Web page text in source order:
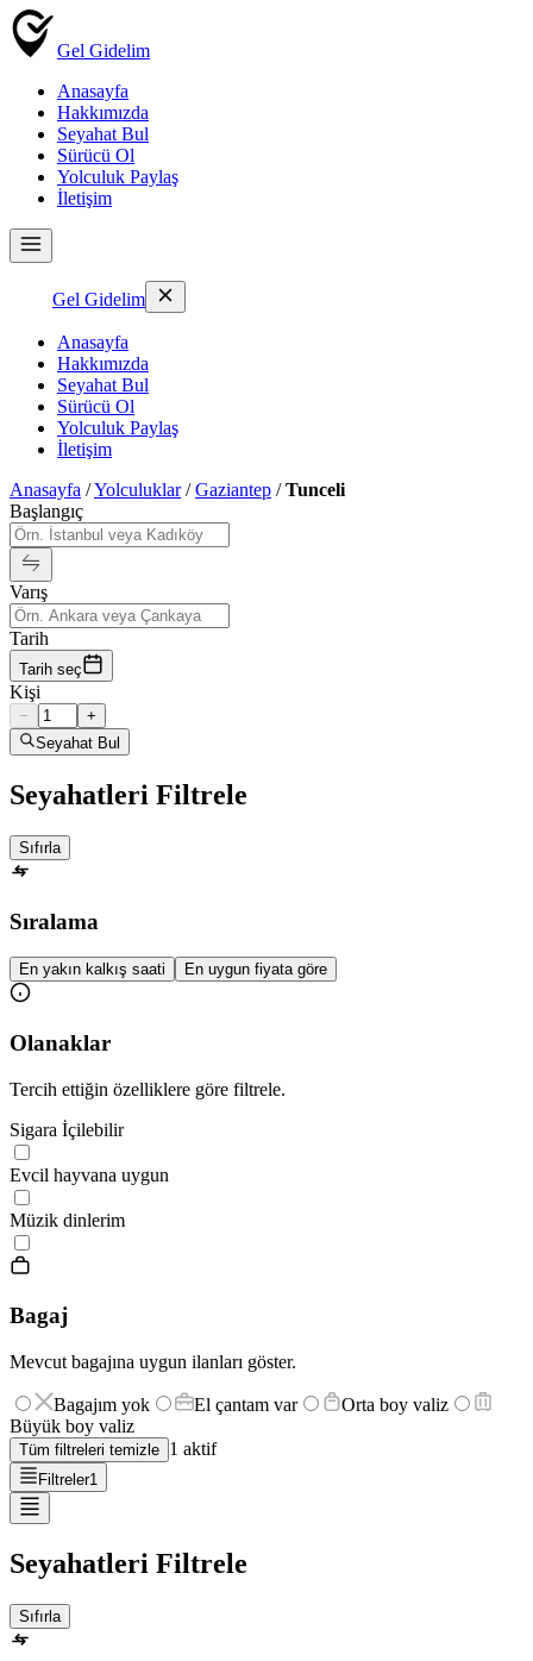
Gel Gidelim
Anasayfa
Hakkımızda
Seyahat Bul
Sürücü Ol
Yolculuk Paylaş
İletişim
Gel Gidelim
Anasayfa
Hakkımızda
Seyahat Bul
Sürücü Ol
Yolculuk Paylaş
İletişim
Anasayfa /Yolculuklar/Gaziantep /Tunceli
Başlangıç
Varış
Tarih
Tarih seç
Kişi
−
+
Seyahat Bul
Seyahatleri Filtrele
Sıfırla
Sıralama
En yakın kalkış saati En uygun fiyata göre
Olanaklar
Tercih ettiğin özelliklere göre filtrele.
Sigara İçilebilir
Evcil hayvana uygun
Müzik dinlerim
Bagaj
Mevcut bagajına uygun ilanları göster.
Bagajım yok El çantam var
Orta boy valiz
Büyük boy valiz
Tüm filtreleri temizle 1 aktif
Filtreler1
Seyahatleri Filtrele
Sıfırla